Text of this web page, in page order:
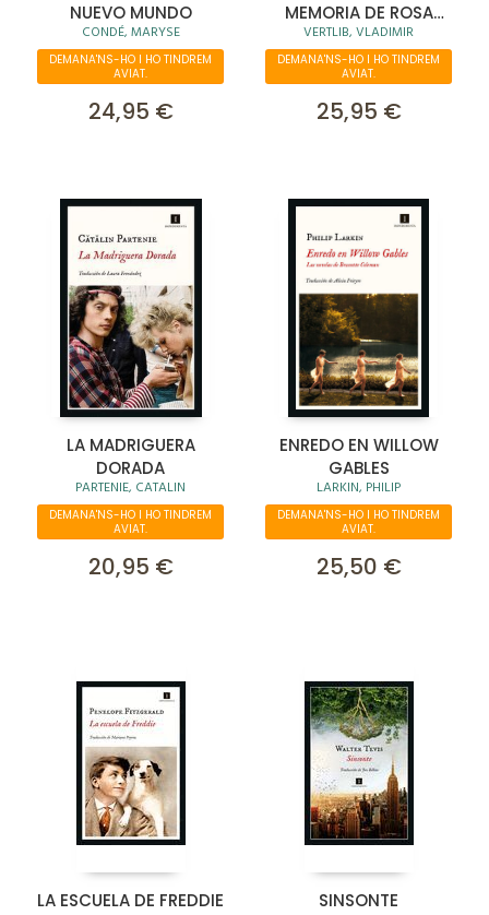
NUEVO MUNDO
CONDÉ, MARYSE
DEMANA'NS-HO I HO TINDREM
AVIAT.
24,95 €
MEMORIA DE ROSA
MASUR
VERTLIB, VLADIMIR
DEMANA'NS-HO I HO TINDREM
AVIAT.
25,95 €
LA MADRIGUERA
DORADA
PARTENIE, CATALIN
DEMANA'NS-HO I HO TINDREM
AVIAT.
20,95 €
ENREDO EN WILLOW
GABLES
LARKIN, PHILIP
DEMANA'NS-HO I HO TINDREM
AVIAT.
25,50 €
LA ESCUELA DE FREDDIE SINSONTE